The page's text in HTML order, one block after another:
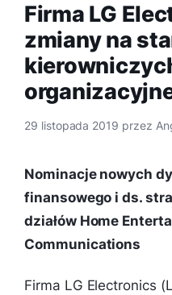
Firma LG
zmiany na
29 listopada 2019 przez
Nominacje nowych
finansowego i ds.
działów Home
Communications
Firma LG Electronics